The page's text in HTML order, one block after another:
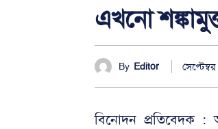
এখনো
By Editor
বিনোদন প্রতিবেদক :